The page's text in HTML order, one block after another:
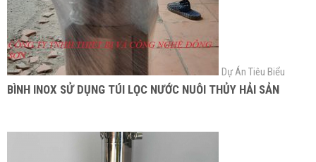
Dự Án Tiêu Biểu
BÌNH INOX SỬ DỤNG TÚI LỌC NƯỚC NUÔI THỦY HẢI SẢN